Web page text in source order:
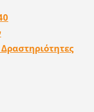
Δραστηριότητες